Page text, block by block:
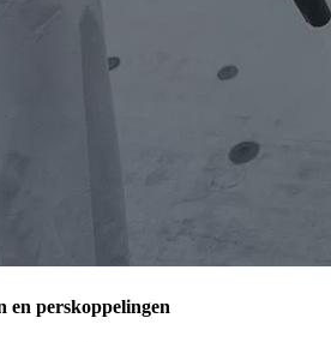
en perskoppelingen